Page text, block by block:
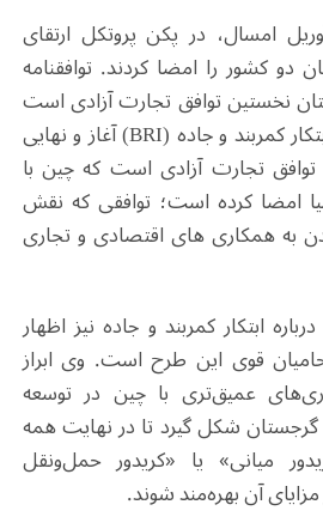
امسال، در پکن پروتکل ارتقای
دو کشور را امضا کردند. توافقنامه
نخستین توافق تجارت آزادی است
که پس از مطرح شدن ابتکار کمربند و جاده (BRI) آغاز و نهایی
تجارت آزادی است که چین با
امضا کرده است؛ توافقی که نقش
همکاری‌ های اقتصادی و تجاری
ابتکار کمربند و جاده نیز اظهار
قوی این طرح است. وی ابراز
عمیق‌تری با چین در توسعه
شکل گیرد تا در نهایت همه
میانی» یا «کریدور حمل‌ونقل
آن بهره‌مند شوند.